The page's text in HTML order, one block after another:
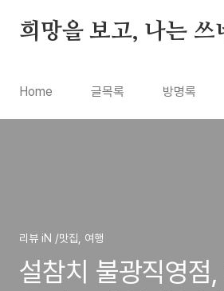
희망을 보고, 나는 쓰
Home 글목록 방명록
리뷰 iN /맛집, 여행
설참치 불광직영점